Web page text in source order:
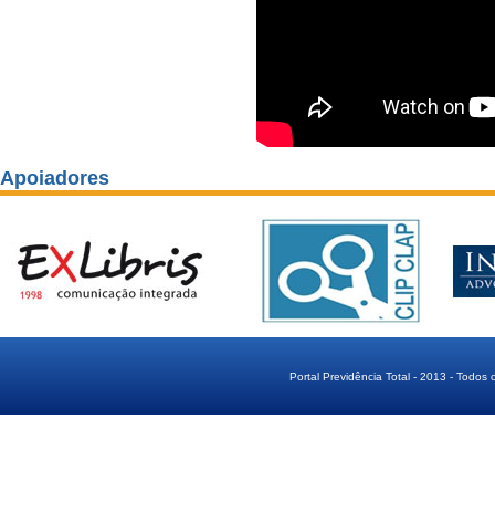
Apoiadores
Portal Previdência Total - 2013 - Todos